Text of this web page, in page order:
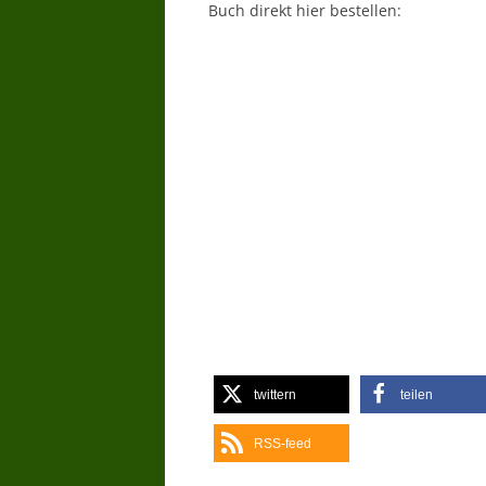
Buch direkt hier bestellen:
twittern teilen
RSS-feed